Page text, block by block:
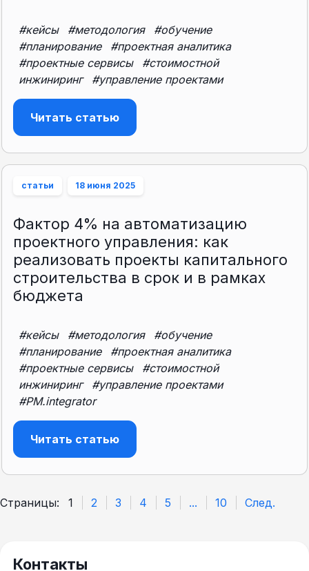
#кейсы #методология
#обучение
#планирование
#проектная аналитика
#проектные сервисы
#стоимостной
инжиниринг
#управление проектами
Читать статью
статьи 18 июня 2025
Фактор 4% на автоматизацию
проектного управления: как
реализовать проекты капитального
строительства в срок и в рамках
бюджета
#кейсы #методология
#обучение
#планирование
#проектная аналитика
#проектные сервисы
#стоимостной
инжиниринг
#управление проектами
#PM.integrator
Читать статью
Страницы: 1 2 3 4 5 ... 10 След.
Контакты